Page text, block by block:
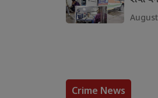
Crime News